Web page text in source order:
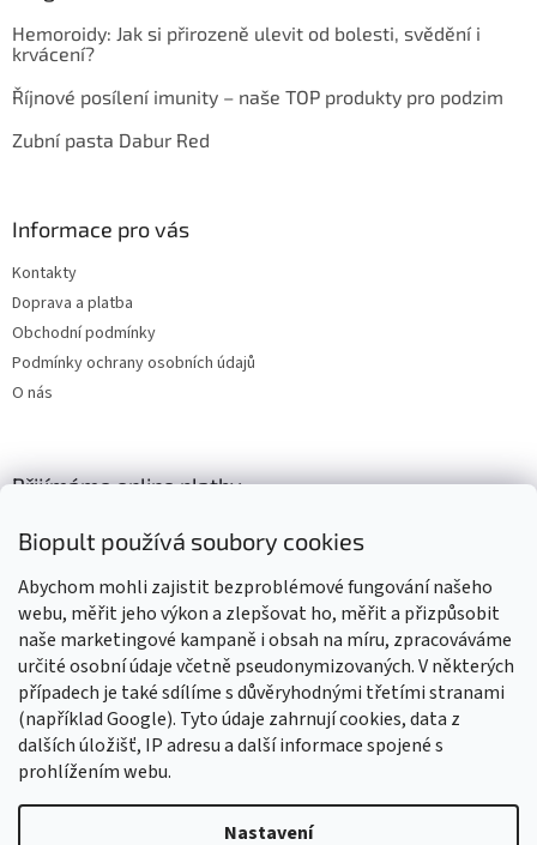
Biopult používá soubory cookies
Abychom mohli zajistit bezproblémové fungování našeho
webu, měřit jeho výkon a zlepšovat ho, měřit a přizpůsobit
naše marketingové kampaně i obsah na míru, zpracováváme
určité osobní údaje včetně pseudonymizovaných. V některých
případech je také sdílíme s důvěryhodnými třetími stranami
(například Google). Tyto údaje zahrnují cookies, data z
dalších úložišť, IP adresu a další informace spojené s
prohlížením webu.
Nastavení
Hemoroidy: Jak si přirozeně ulevit od bolesti, svědění i
krvácení?
Říjnové posílení imunity – naše TOP produkty pro podzim
Zubní pasta Dabur Red
Informace pro vás
Kontakty
Doprava a platba
Obchodní podmínky
Podmínky ochrany osobních údajů
O nás
Přijímáme online platby
Výrobky označené BIO jsou certifikované kontrolní organizací CZ-
BIO-003